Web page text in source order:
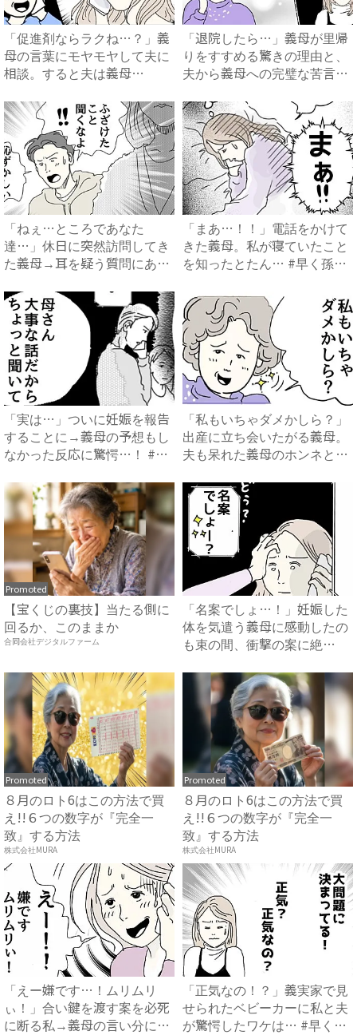
「促進剤ならラクね…？」義
母の言葉にモヤモヤして夫に
相談。すると夫は義母
「退院したら…」義母が里帰
りをすすめる驚きの理由と、
夫から義母への完璧な苦言
「ねぇ…ところであなた
達…」休日に突然訪問してき
た義母→耳を疑う質問にあ
「まあ…！！」電話をかけて
きた義母。私が寝ていたこと
を知ったとたん… #早く孫
「実は…」ついに妊娠を報告
することに→義母の予想もし
なかった反応に驚愕…！ #
「私もいちゃダメかしら？」
出産に立ち会いたがる義母。
夫も呆れた義母のホンネと
Promoted
【宝くじの裏技】当たる側に
回るか、このままか
合同会社デジタルファーム
「名案でしょ…！」妊娠した
体を気遣う義母に感動したの
も束の間、衝撃の案に絶
Promoted
８月のロト6はこの方法で買
え!!６つの数字が『完全一
致』する方法
株式会社MURA
Promoted
８月のロト6はこの方法で買
え!!６つの数字が『完全一
致』する方法
株式会社MURA
「えー嫌です…！ムリムリ
ぃ！」合い鍵を渡す案を必死
に断る私→義母の言い分にあ
「正気なの！？」義実家で見
せられたベビーカーに私と夫
が驚愕したワケは… #早く